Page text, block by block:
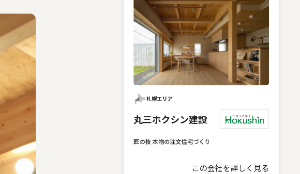
札幌エリア
丸三ホクシン建設
匠の技 本物の注文住宅づくり
この会社を詳しく見る